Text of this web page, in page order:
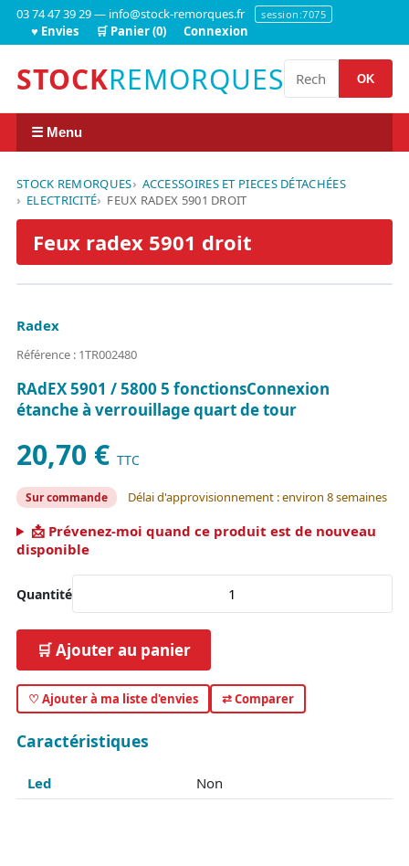
03 74 47 39 29 — info@stock-remorques.fr session:7075
♥ Envies 🛒 Panier (0) Connexion
STOCKREMORQUES OK
☰ Menu
STOCK REMORQUES
ACCESSOIRES ET PIECES DÉTACHÉES
ELECTRICITÉ
FEUX RADEX 5901 DROIT
Feux radex 5901 droit
Radex
Référence : 1TR002480
RAdEX 5901 / 5800 5 fonctionsConnexion
étanche à verrouillage quart de tour
20,70 € TTC
Sur commande Délai d'approvisionnement : environ 8 semaines
📩 Prévenez-moi quand ce produit est de nouveau
disponible
Quantité
🛒 Ajouter au panier
♡ Ajouter à ma liste d'envies ⇄ Comparer
Caractéristiques
Led Non